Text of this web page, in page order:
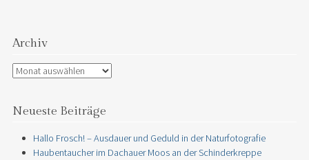
Archiv
Archiv
Neueste Beiträge
Hallo Frosch! – Ausdauer und Geduld in der Naturfotografie
Haubentaucher im Dachauer Moos an der Schinderkreppe